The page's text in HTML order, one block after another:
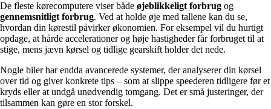
De fleste kørecomputere viser både øjeblikkeligt forbrug og
gennemsnitligt forbrug. Ved at holde øje med tallene kan du se,
hvordan din kørestil påvirker økonomien. For eksempel vil du hurtigt
opdage, at hårde accelerationer og høje hastigheder får forbruget til at
stige, mens jævn kørsel og tidlige gearskift holder det nede.
Nogle biler har endda avancerede systemer, der analyserer din kørsel
over tid og giver konkrete tips – som at slippe speederen tidligere før et
kryds eller at undgå unødvendig tomgang. Det er små justeringer, der
tilsammen kan gøre en stor forskel.